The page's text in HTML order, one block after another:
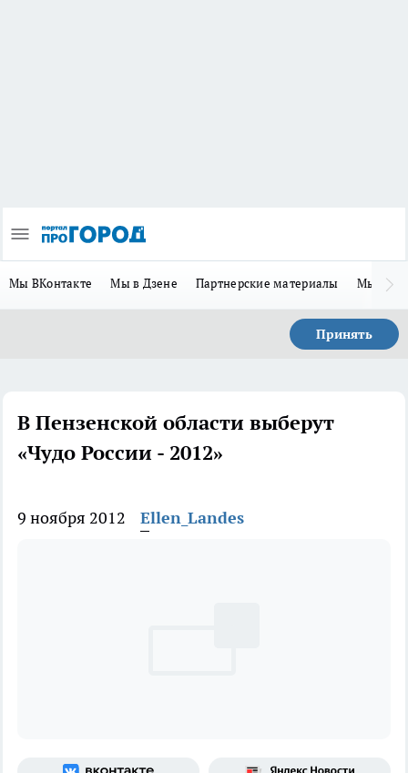
Мы ВКонтакте Мы в Дзене Партнерские материалы Мы в
Принять
В Пензенской области выберут
«Чудо России - 2012»
9 ноября 2012 Ellen_Landes